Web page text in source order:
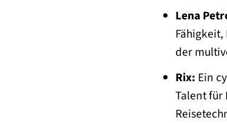
Lena
der
Rix: Ein
Talent für